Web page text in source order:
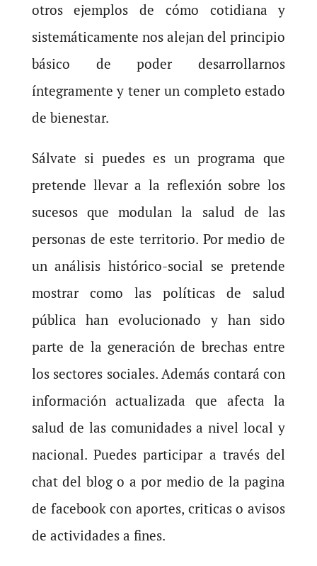
otros ejemplos de cómo cotidiana y
sistemáticamente nos alejan del principio
básico de poder desarrollarnos
íntegramente y tener un completo estado
de bienestar.
Sálvate si puedes es un programa que
pretende llevar a la reflexión sobre los
sucesos que modulan la salud de las
personas de este territorio. Por medio de
un análisis histórico-social se pretende
mostrar como las políticas de salud
pública han evolucionado y han sido
parte de la generación de brechas entre
los sectores sociales. Además contará con
información actualizada que afecta la
salud de las comunidades a nivel local y
nacional. Puedes participar a través del
chat del blog o a por medio de la pagina
de facebook con aportes, criticas o avisos
de actividades a fines.